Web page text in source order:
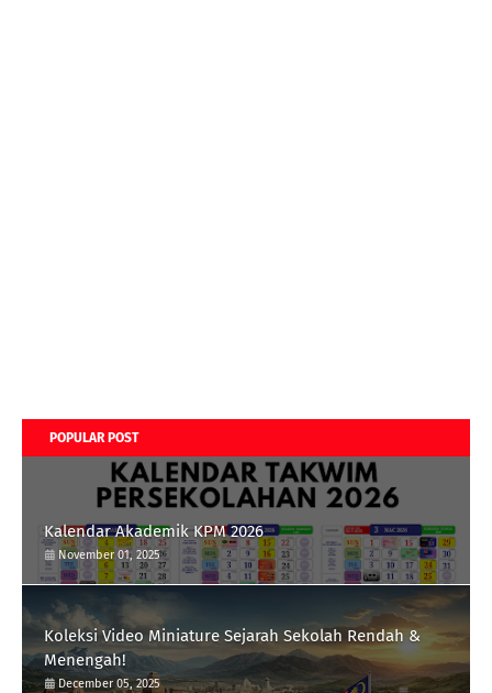
POPULAR POST
Kalendar Akademik KPM 2026
November 01, 2025
Koleksi Video Miniature Sejarah Sekolah Rendah &
Menengah!
December 05, 2025